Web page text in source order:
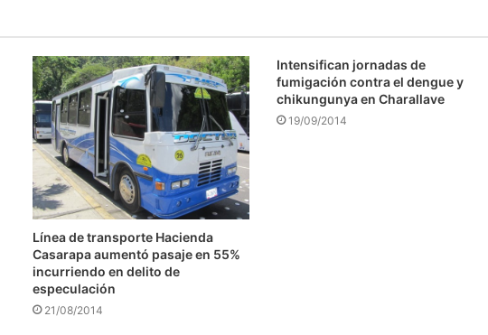
Línea de transporte Hacienda
Casarapa aumentó pasaje en 55%
incurriendo en delito de
especulación
21/08/2014
Intensifican jornadas de
fumigación contra el dengue y
chikungunya en Charallave
19/09/2014